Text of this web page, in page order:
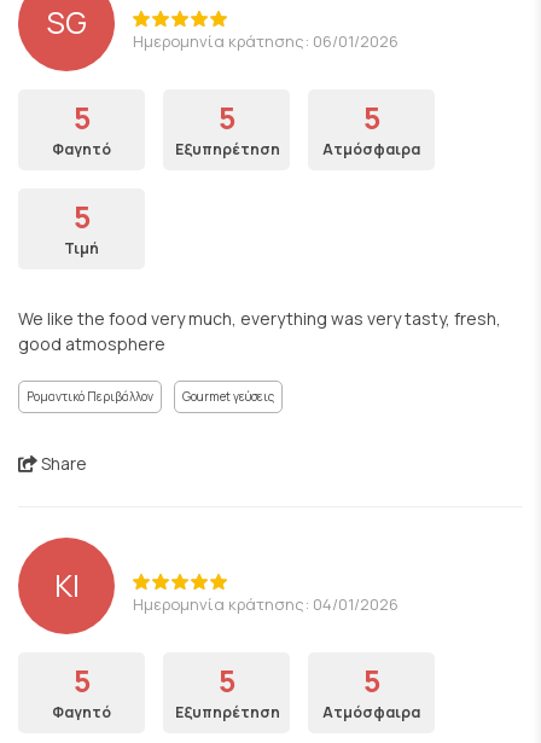
SG Ημερομηνία κράτησης: 06/01/2026
5
Φαγητό
5
Εξυπηρέτηση
5
Ατμόσφαιρα
5
Τιμή
We like the food very much, everything was very tasty, fresh,
good atmosphere
Ρομαντικό Περιβάλλον Gourmet γεύσεις
Share
ΚΙ Ημερομηνία κράτησης: 04/01/2026
5
Φαγητό
5
Εξυπηρέτηση
5
Ατμόσφαιρα